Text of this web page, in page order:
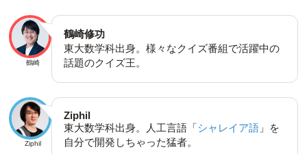
鶴崎
鶴崎修功
東大数学科出身。様々なクイズ番組で活躍中の
話題のクイズ王。
Ziphil
Ziphil
東大数学科出身。人工言語「シャレイア語 」を
自分で開発しちゃった猛者。